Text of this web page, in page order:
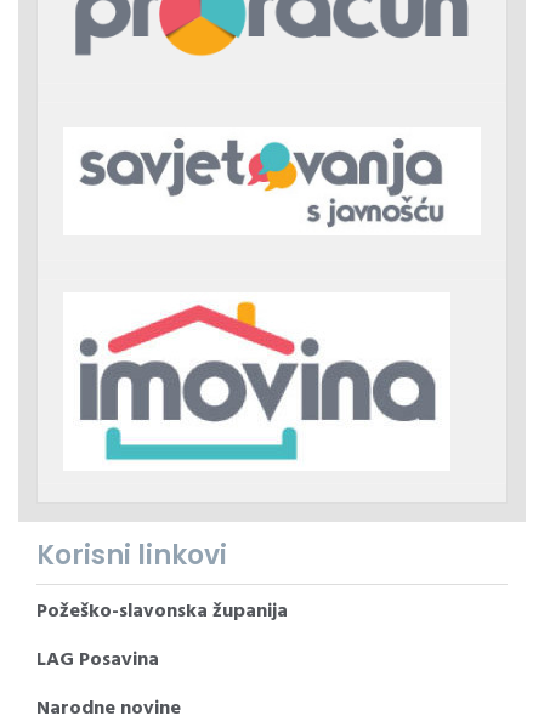
Korisni linkovi
Požeško-slavonska županija
LAG Posavina
Narodne novine